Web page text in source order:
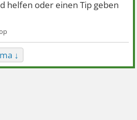
helfen oder einen Tip geben
↓